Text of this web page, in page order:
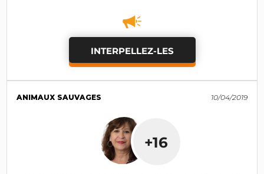
INTERPELLEZ-LES
ANIMAUX SAUVAGES 10/04/2019
+16